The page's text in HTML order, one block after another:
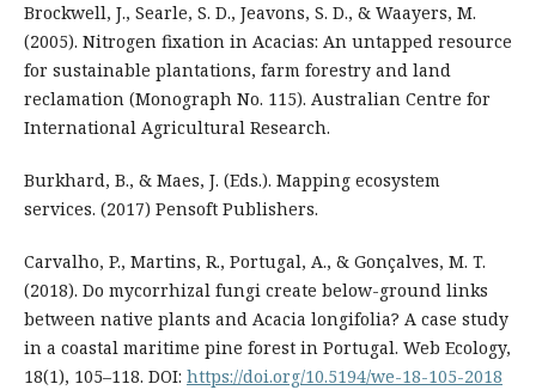
Brockwell, J., Searle, S. D., Jeavons, S. D., & Waayers, M.
(2005). Nitrogen fixation in Acacias: An untapped resource
for sustainable plantations, farm forestry and land
reclamation (Monograph No. 115). Australian Centre for
International Agricultural Research.
Burkhard, B., & Maes, J. (Eds.). Mapping ecosystem
services. (2017) Pensoft Publishers.
Carvalho, P., Martins, R., Portugal, A., & Gonçalves, M. T.
(2018). Do mycorrhizal fungi create below-ground links
between native plants and Acacia longifolia? A case study
in a coastal maritime pine forest in Portugal. Web Ecology,
18(1), 105–118. DOI: https://doi.org/10.5194/we-18-105-2018